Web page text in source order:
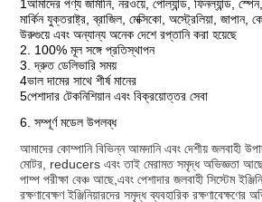
1আমাদের পণ্য জার্মানি, নরওয়ে, পোল্যান্ড, ফিনল্যান্ড,
মার্কিন যুক্তরাষ্ট্র, ব্রাজিল, মেক্সিকো, অস্ট্রেলিয়া, জাপান,
উরুগুয়ে এবং অন্যান্য অনেক দেশে রপ্তানি করা হয়েছে
2. 100% মূল সঙ্গে প্রতিস্থাপন
3. দ্রুত ডেলিভারি সময়
4ভাল দামের সাথে শীর্ষ মানের
5পেশাদার টেকনিশিয়ান এবং বিক্রয়োত্তর সেবা
6. সম্পূর্ণ মডেল উপলব্ধ
আমাদের কোম্পানি বিভিন্ন আমদানি এবং দেশীয় জলবাহী
মোটর, reducers এবং তাই মেরামত সমৃদ্ধ অভিজ্ঞতা
পাম্প পরীক্ষা বেঞ্চ আছে,এবং পেশাদার জলবাহী সিস্টেম
রক্ষণাবেক্ষণ ইঞ্জিনিয়ারদের সমৃদ্ধ ব্যবহারিক রক্ষণাবেক্ষণের